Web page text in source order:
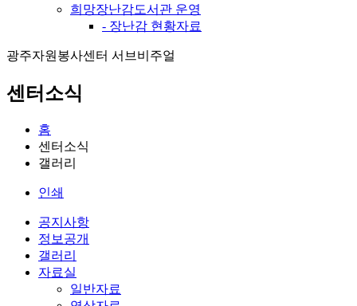
희망장난감도서관 운영
- 장난감 현황자료
광주자원봉사센터 서브비주얼
센터소식
홈
센터소식
갤러리
인쇄
공지사항
정보공개
갤러리
자료실
일반자료